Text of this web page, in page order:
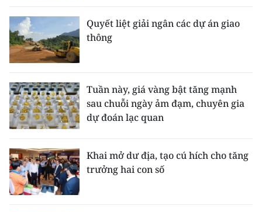
Quyết liệt giải ngân các dự án giao
thông
Tuần này, giá vàng bật tăng mạnh
sau chuỗi ngày ảm đạm, chuyên gia
dự đoán lạc quan
Khai mở dư địa, tạo cú hích cho tăng
trưởng hai con số